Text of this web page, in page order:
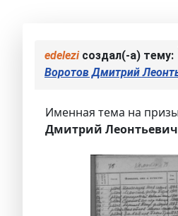
edeleziсоздал(-а) тему:
Воротов Дмитрий
Именная тема на
Дмитрий Леонтьевич